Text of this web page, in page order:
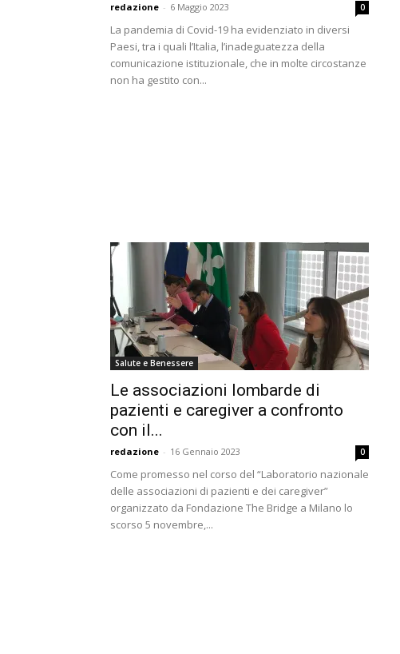
redazione - 6 Maggio 2023 0
La pandemia di Covid-19 ha evidenziato in diversi
Paesi, tra i quali l’Italia, l’inadeguatezza della
comunicazione istituzionale, che in molte circostanze
non ha gestito con...
Salute e Benessere
Le associazioni lombarde di
pazienti e caregiver a confronto
con il...
redazione - 16 Gennaio 2023 0
Come promesso nel corso del “Laboratorio nazionale
delle associazioni di pazienti e dei caregiver”
organizzato da Fondazione The Bridge a Milano lo
scorso 5 novembre,...